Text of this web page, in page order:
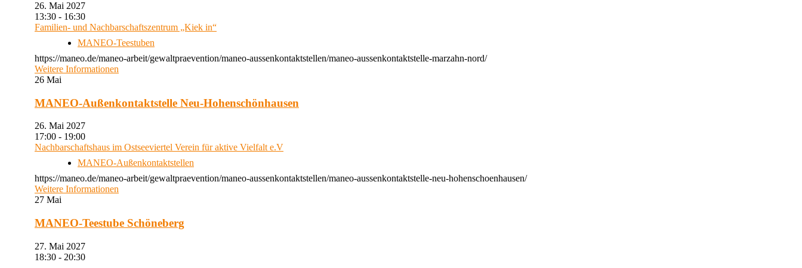
26. Mai 2027
13:30 - 16:30
Familien- und Nachbarschaftszentrum „Kiek in“
MANEO-Teestuben
https://maneo.de/maneo-arbeit/gewaltpraevention/maneo-aussenkontaktstellen/maneo-aussenkontaktstelle-marzahn-nord/
Weitere Informationen
26 Mai
MANEO-Außenkontaktstelle Neu-Hohenschönhausen
26. Mai 2027
17:00 - 19:00
Nachbarschaftshaus im Ostseeviertel Verein für aktive Vielfalt e.V
MANEO-Außenkontaktstellen
https://maneo.de/maneo-arbeit/gewaltpraevention/maneo-aussenkontaktstellen/maneo-aussenkontaktstelle-neu-hohenschoenhausen/
Weitere Informationen
27 Mai
MANEO-Teestube Schöneberg
27. Mai 2027
18:30 - 20:30